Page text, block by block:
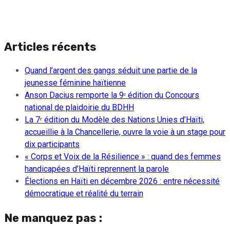
Articles récents
Quand l’argent des gangs séduit une partie de la
jeunesse féminine haïtienne
Anson Dacius remporte la 9ᵉ édition du Concours
national de plaidoirie du BDHH
La 7ᵉ édition du Modèle des Nations Unies d’Haïti,
accueillie à la Chancellerie, ouvre la voie à un stage pour
dix participants
« Corps et Voix de la Résilience » : quand des femmes
handicapées d’Haïti reprennent la parole
Élections en Haïti en décembre 2026 : entre nécessité
démocratique et réalité du terrain
Ne manquez pas :